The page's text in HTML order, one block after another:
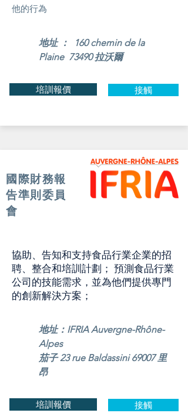
他的行為
地址 ： 160 chemin de la
Plaine 73490 拉沃爾
培訓報價 接觸
國際財務報
告準則委員
會
協助、告知和支持食品行業企業的招
聘、整合和培訓計劃； 預測食品行業
公司的技能需求，並為他們提供專門
的創新解決方案；
地址：IFRIA Auvergne-Rhône-
Alpes
茄子 23 rue Baldassini 69007 里
昂
培訓報價 接觸